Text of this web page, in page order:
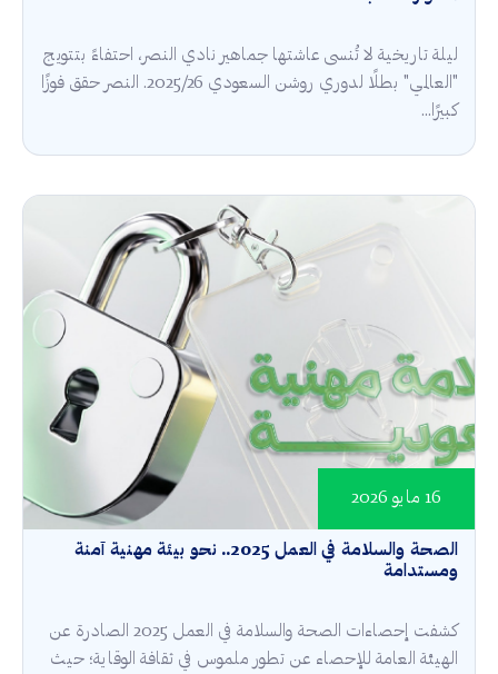
ليلة تاريخية لا تُنسى عاشتها جماهير نادي النصر، احتفاءً بتتويج
"العالمي" بطلًا لدوري روشن السعودي 2025/26. النصر حقق فوزًا
كبيرًا...
الصحة والسلامة في العمل 2025.. نحو بيئة مهنية آمنة
ومستدامة
16 مايو 2026
كشفت إحصاءات الصحة والسلامة في العمل 2025 الصادرة عن
الهيئة العامة للإحصاء عن تطور ملموس في ثقافة الوقاية؛ حيث